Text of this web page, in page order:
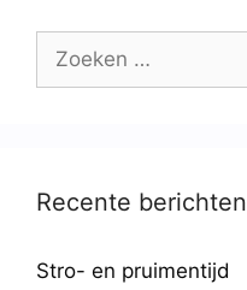
Recente berichten
Stro- en pruimentijd